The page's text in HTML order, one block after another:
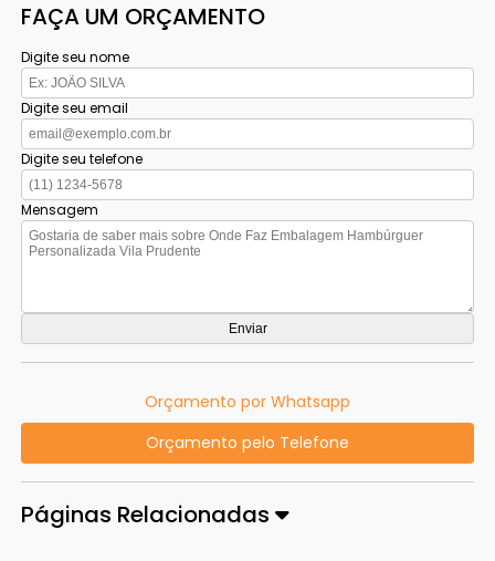
FAÇA UM ORÇAMENTO
Digite seu nome
Digite seu email
Digite seu telefone
Mensagem
Orçamento por Whatsapp
Orçamento pelo Telefone
Páginas Relacionadas